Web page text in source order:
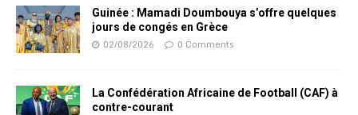
Guinée : Mamadi Doumbouya s’offre quelques
jours de congés en Grèce
02/08/2026 0 Comments
La Confédération Africaine de Football (CAF) à
contre-courant